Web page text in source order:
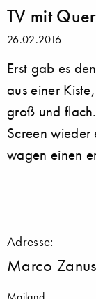
TV mit
26.02.2016
Erst gab es
aus einer
groß und
Screen
wagen einen
Adresse:
Marco